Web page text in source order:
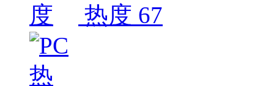
热度 67